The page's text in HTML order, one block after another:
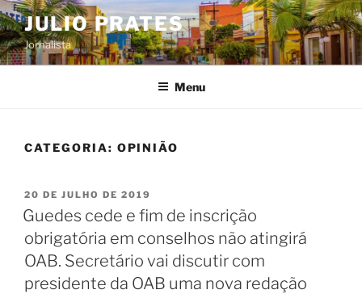
Pular
para
o
conteúdo
JULIO PRATES
Jornalista
Menu
CATEGORIA: OPINIÃO
PUBLICADO
EM
20 DE JULHO DE 2019
Guedes cede e fim de inscrição
obrigatória em conselhos não atingirá
OAB. Secretário vai discutir com
presidente da OAB uma nova redação